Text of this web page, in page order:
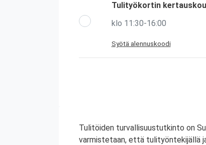
Tulityökortin
klo 11:30-16:00
Syötä alennuskoodi
Tulitöiden turvallisuustutkinto on
varmistetaan, että tulityöntekijällä